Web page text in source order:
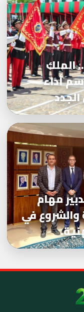
الملك
أداء
مهام
في